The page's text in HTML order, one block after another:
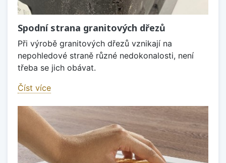
Spodní strana granitových dřezů
Při výrobě granitových dřezů vznikají na
nepohledové straně různé nedokonalosti, není
třeba se jich obávat.
Číst více